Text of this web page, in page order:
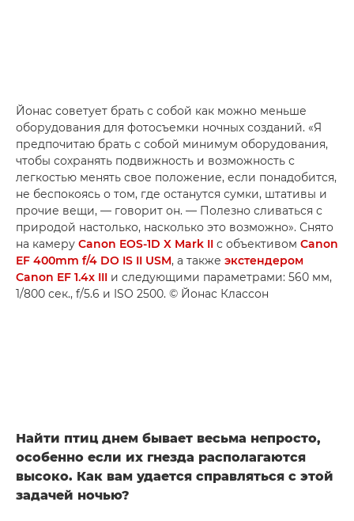
Йонас советует брать с собой как можно меньше
оборудования для фотосъемки ночных созданий. «Я
предпочитаю брать с собой минимум оборудования,
чтобы сохранять подвижность и возможность с
легкостью менять свое положение, если понадобится,
не беспокоясь о том, где останутся сумки, штативы и
прочие вещи, — говорит он. — Полезно сливаться с
природой настолько, насколько это возможно». Снято
на камеру Canon EOS-1D X Mark II с объективом Canon
EF 400mm f/4 DO IS II USM, а также экстендером
Canon EF 1.4x III и следующими параметрами: 560 мм,
1/800 сек., f/5.6 и ISO 2500. © Йонас Классон
Найти птиц днем бывает весьма непросто,
особенно если их гнезда располагаются
высоко. Как вам удается справляться с этой
задачей ночью?